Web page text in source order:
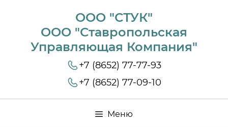
ООО "СТУК"
ООО "Ставропольская
Управляющая Компания"
+7 (8652) 77-77-93
+7 (8652) 77-09-10
Меню